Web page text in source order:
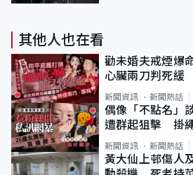
其他人也在看
勸未婚夫戒煙爆
心臟兩刀判死緩
新聞資訊 新聞熱話
偶像「不點名」
遭群起狙擊 掛
新聞資訊 新聞熱話
黃大仙上邨傷人